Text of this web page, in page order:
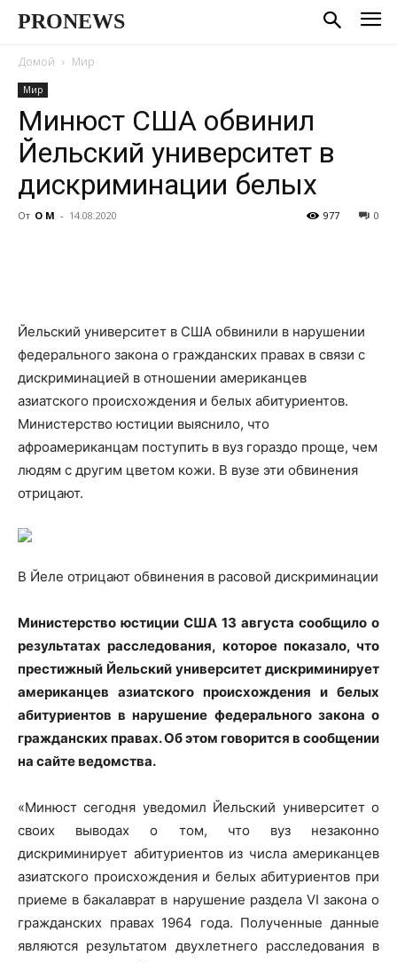
PRONEWS
Домой Мир
Мир
Минюст США обвинил
Йельский университет в
дискриминации белых
От О М - 14.08.2020 0
977
Йельский университет в США обвинили в нарушении
федерального закона о гражданских правах в связи с
дискриминацией в отношении американцев
азиатского происхождения и белых абитуриентов.
Министерство юстиции выяснило, что
афроамериканцам поступить в вуз гораздо проще, чем
людям с другим цветом кожи. В вузе эти обвинения
отрицают.
В Йеле отрицают обвинения в расовой дискриминации
Министерство юстиции США 13 августа сообщило о
результатах расследования, которое показало, что
престижный Йельский университет дискриминирует
американцев азиатского происхождения и белых
абитуриентов в нарушение федерального закона о
гражданских правах. Об этом говорится в сообщении
на сайте ведомства.
«Минюст сегодня уведомил Йельский университет о
своих выводах о том, что вуз незаконно
дискриминирует абитуриентов из числа американцев
азиатского происхождения и белых абитуриентов при
приеме в бакалаврат в нарушение раздела VI закона о
гражданских правах 1964 года. Полученные данные
являются результатом двухлетнего расследования в